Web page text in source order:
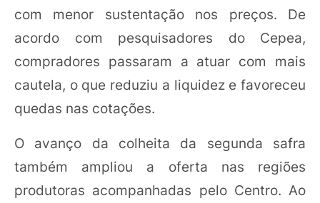
com menor sustentação nos preços. De
acordo com pesquisadores do Cepea,
compradores passaram a atuar com mais
cautela, o que reduziu a liquidez e favoreceu
quedas nas cotações.
O avanço da colheita da segunda safra
também ampliou a oferta nas regiões
produtoras acompanhadas pelo Centro. Ao